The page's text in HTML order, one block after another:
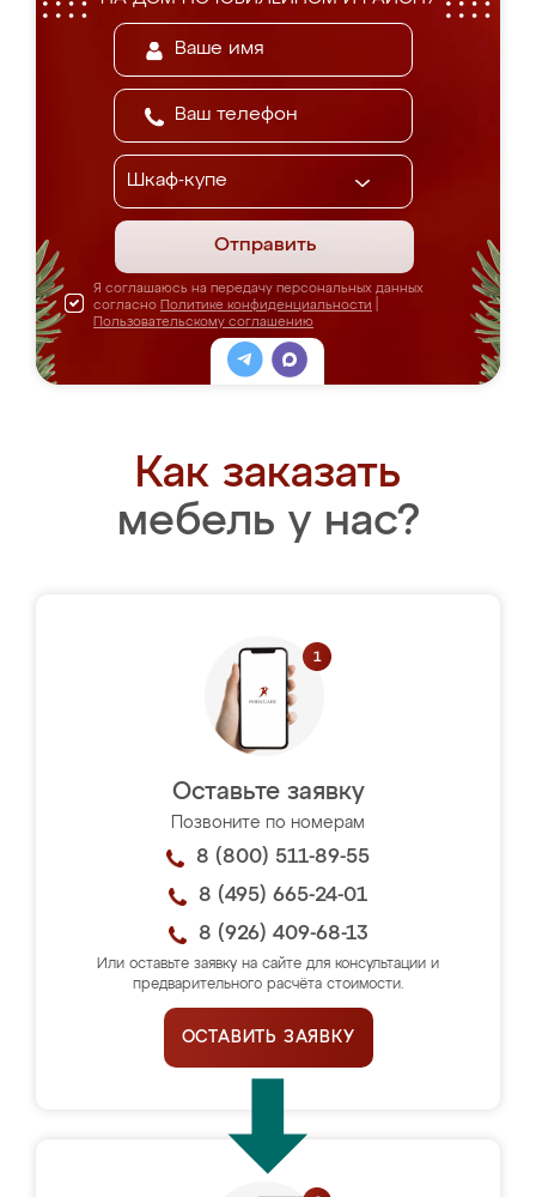
Отправить
Я соглашаюсь на передачу персональных данных
согласно Политике конфиденциальности
Пользовательскому соглашению
Как заказать
мебель у нас?
Оставьте заявку
Позвоните по номерам
8 (800) 511-89-55
8 (495) 665-24-01
8 (926) 409-68-13
Или оставьте заявку на сайте для консультации и
предварительного расчёта стоимости.
ОСТАВИТЬ ЗАЯВКУ